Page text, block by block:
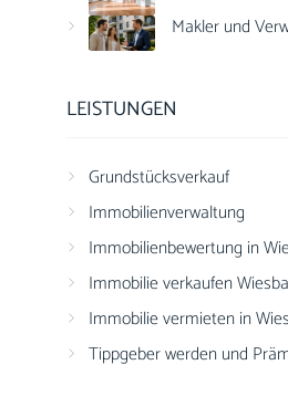
Makler und
LEISTUNGEN
Grundstücksverkauf
Immobilienverwaltung
Immobilienbewertung in
Immobilie verkaufen
Immobilie vermieten in
Tippgeber werden und